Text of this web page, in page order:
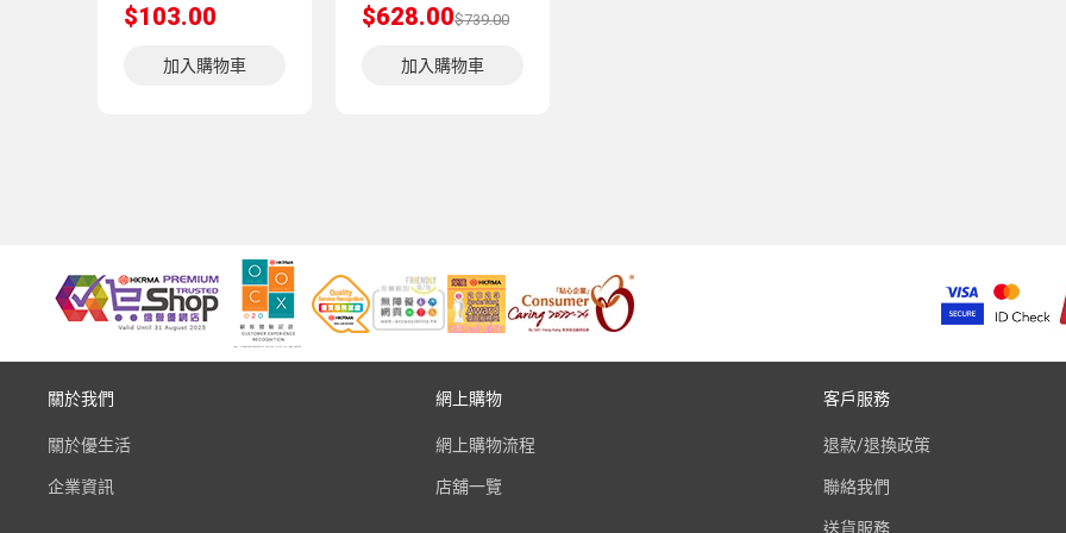
$103.00
加入購物車
$628.00$739.00
加入購物車
關於我們
關於優生活
企業資訊
網上購物
網上購物流程
店舖一覽
客戶服務
退款/退換政策
聯絡我們
送貨服務